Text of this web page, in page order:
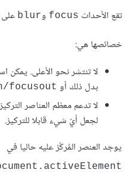
تقع الأحداث focus وblur
خصائصها هي:
لا تنتشر نحو الأعلى. يمكن
بدل ذلك أو focusout
لا تدعم معظم العناصر
لجعل أيّ شيء قابلا للتركيز.
يوجد العنصر المُركّز عليه حاليا في